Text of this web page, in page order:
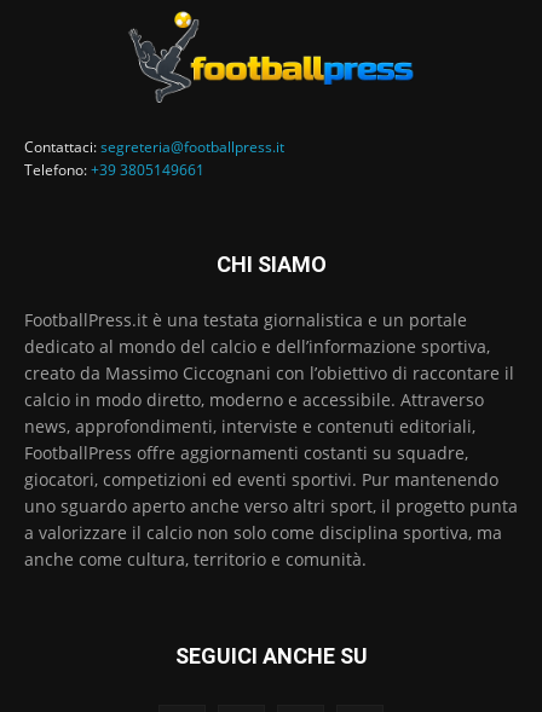
Contattaci:segreteria@footballpress.it
Telefono:+39 3805149661
CHI SIAMO
FootballPress.it è una testata giornalistica e un portale
dedicato al mondo del calcio e dell’informazione sportiva,
creato da Massimo Ciccognani con l’obiettivo di raccontare il
calcio in modo diretto, moderno e accessibile. Attraverso
news, approfondimenti, interviste e contenuti editoriali,
FootballPress offre aggiornamenti costanti su squadre,
giocatori, competizioni ed eventi sportivi. Pur mantenendo
uno sguardo aperto anche verso altri sport, il progetto punta
a valorizzare il calcio non solo come disciplina sportiva, ma
anche come cultura, territorio e comunità.
SEGUICI ANCHE SU